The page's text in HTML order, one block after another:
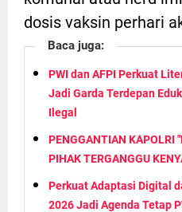
dosis vaksin perhari
Baca juga:
PWI dan AFPI Perkuat
Jadi Garda Terdepan
Ilegal
PENGGANTIAN KAPOLRI
PIHAK TERGANGGU
Perkuat Adaptasi Digital
2026 Jadi Agenda Tetap